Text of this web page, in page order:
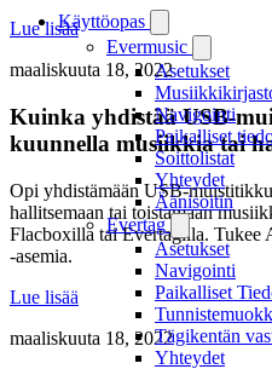
Käyttöopas
Evermusic
Asetukset
Navigointi
Paikalliset
Soittolistat
Yhteydet
Äänisoitin
Evertag
Asetukset
Navigointi
Paikalliset
Tägikentän
Yhteydet
Lue lisää
maaliskuuta 18, 2022
Kuinka yhdistää USB-
kuunnella musiikkia tai
Opi yhdistämään USB-
hallitsemaan tai toistamaan
Flacboxilla tai Evertagilla. Tukee
-asemia.
Lue lisää
maaliskuuta 18, 2022